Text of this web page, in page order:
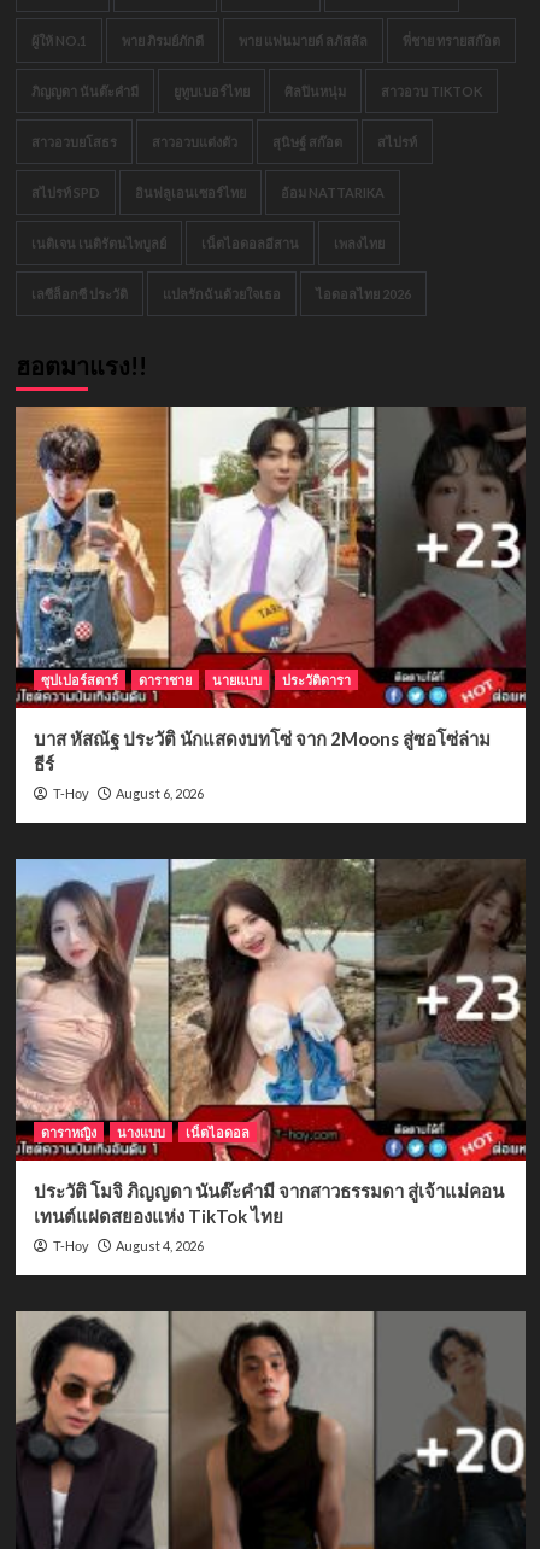
ผู้ให้ NO.1 พาย ภิรมย์ภักดี พาย แฟนมายด์ ลภัสลัล พี่ชาย ทรายสก๊อต
ภิญญดา นันต๊ะคำมี ยูทูบเบอร์ไทย ศิลปินหนุ่ม สาวอวบ TIKTOK
สาวอวบยโสธร สาวอวบแต่งตัว สุนิษฐ์ สก๊อต สไปรท์
สไปรท์ SPD อินฟลูเอนเซอร์ไทย อ้อม NATTARIKA
เนติเจน เนติรัตนไพบูลย์ เน็ตไอดอลอีสาน เพลงไทย
เลซีล็อกซี ประวัติ แปลรักฉันด้วยใจเธอ ไอดอลไทย 2026
ฮอตมาแรง!!
ซุปเปอร์สตาร์ ดาราชาย นายแบบ ประวัติดารา
บาส หัสณัฐ ประวัติ นักแสดงบทโซ่ จาก 2Moons สู่ซอโซ่ล่าม
ธีร์
T-Hoy August 6, 2026
ดาราหญิง นางแบบ เน็ตไอดอล
ประวัติ โมจิ ภิญญดา นันต๊ะคำมี จากสาวธรรมดา สู่เจ้าแม่คอน
เทนต์แฝดสยองแห่ง TikTok ไทย
T-Hoy August 4, 2026